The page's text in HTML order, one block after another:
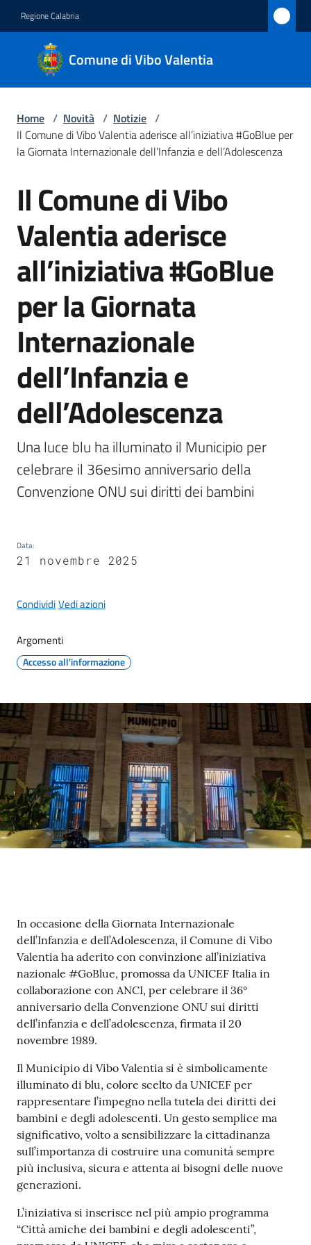
Regione Calabria
Comune di Vibo Valentia
Comune
di Vibo
Valentia
Amministrazione
Novità
Menu selezionato
Servizi
Vivere
Vibo
A
b
p
r
e
t
i
o
Tutti
argomenti...
Seguici
su
Home / Novità / Notizie /
Il Comune di Vibo Valentia aderisce all’iniziativa #GoBlue per
la Giornata Internazionale dell’Infanzia e dell’Adolescenza
Salta al contenuto
Il Comune di Vibo
Valentia aderisce
all’iniziativa #GoBlue
per la Giornata
Internazionale
dell’Infanzia e
dell’Adolescenza
Una luce blu ha illuminato il Municipio per
celebrare il 36esimo anniversario della
Convenzione ONU sui diritti dei bambini
Data:
21 novembre 2025
CondividiVedi azioni
Argomenti
Accesso all'informazione
Contenuto
In occasione della Giornata Internazionale
dell’Infanzia e dell’Adolescenza, il Comune di Vibo
Valentia ha aderito con convinzione all’iniziativa
nazionale #GoBlue, promossa da UNICEF Italia in
collaborazione con ANCI, per celebrare il 36°
anniversario della Convenzione ONU sui diritti
dell’infanzia e dell’adolescenza, firmata il 20
novembre 1989.
Il Municipio di Vibo Valentia si è simbolicamente
illuminato di blu, colore scelto da UNICEF per
rappresentare l’impegno nella tutela dei diritti dei
bambini e degli adolescenti. Un gesto semplice ma
significativo, volto a sensibilizzare la cittadinanza
sull’importanza di costruire una comunità sempre
più inclusiva, sicura e attenta ai bisogni delle nuove
generazioni.
L’iniziativa si inserisce nel più ampio programma
“Città amiche dei bambini e degli adolescenti”,